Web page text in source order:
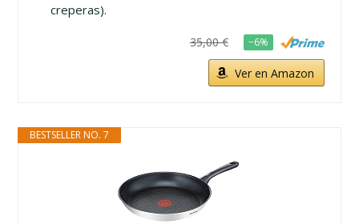
creperas).
35,00 € −6%
Ver en Amazon
BESTSELLER NO. 7